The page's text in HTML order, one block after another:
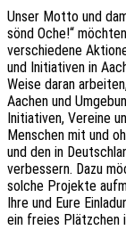
Unser Motto und
sönd Oche!“
verschiedene
und Initiativen in
Weise daran
Aachen und
Initiativen, Vereine
Menschen mit und
und den in
verbessern. Dazu
solche Projekte
Ihre und Eure
ein freies Plätzchen